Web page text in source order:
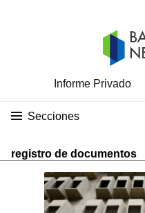
Informe Privado
Secciones
registro de documentos